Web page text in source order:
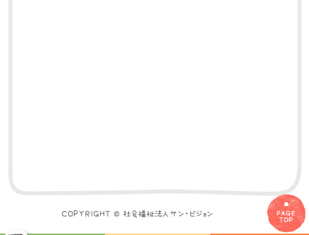
COPYRIGHT © 社会福祉法人サン・ビジョン